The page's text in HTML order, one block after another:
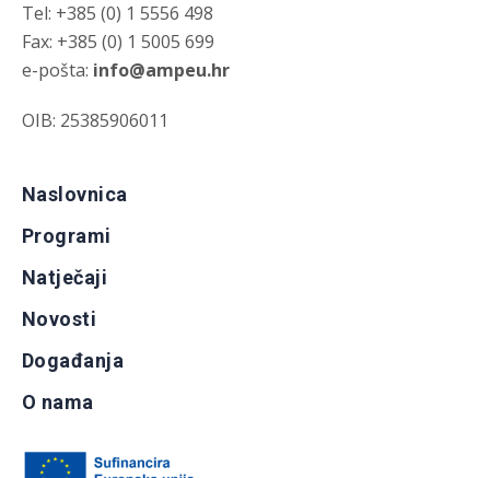
Tel: +385 (0) 1 5556 498
Fax: +385 (0) 1 5005 699
e-pošta: info@ampeu.hr
OIB: 25385906011
Naslovnica
Programi
Natječaji
Novosti
Događanja
O nama